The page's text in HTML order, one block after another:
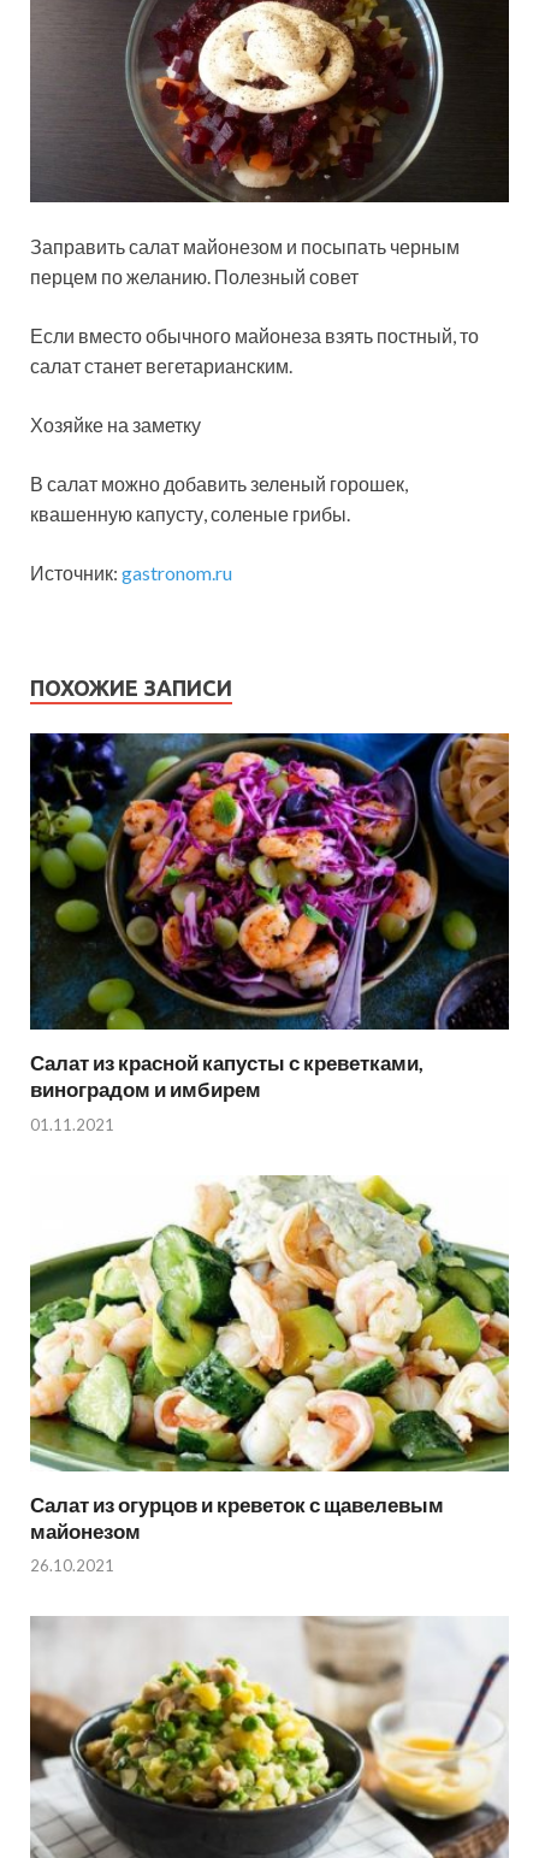
Заправить салат майонезом и посыпать черным
перцем по желанию. Полезный совет
Если вместо обычного майонеза взять постный, то
салат станет вегетарианским.
Хозяйке на заметку
В салат можно добавить зеленый горошек,
квашенную капусту, соленые грибы.
Источник: gastronom.ru
ПОХОЖИЕ ЗАПИСИ
Салат из красной капусты с креветками,
виноградом и имбирем
01.11.2021
Салат из огурцов и креветок с щавелевым
майонезом
26.10.2021